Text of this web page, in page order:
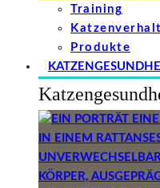
Training
Produkte